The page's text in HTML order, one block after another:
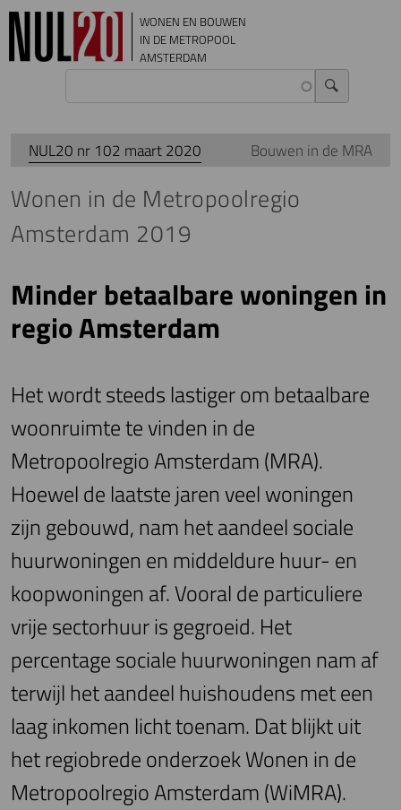
Overslaan en naar de inhoud gaan
WONEN EN BOUWEN
IN DE METROPOOL
AMSTERDAM
NUL20 nr 102 maart 2020 Bouwen in de MRA
Wonen in de Metropoolregio
Amsterdam 2019
Minder betaalbare woningen in
regio Amsterdam
Het wordt steeds lastiger om betaalbare
woonruimte te vinden in de
Metropoolregio Amsterdam (MRA).
Hoewel de laatste jaren veel woningen
zijn gebouwd, nam het aandeel sociale
huurwoningen en middeldure huur- en
koopwoningen af. Vooral de particuliere
vrije sectorhuur is gegroeid. Het
percentage sociale huurwoningen nam af
terwijl het aandeel huishoudens met een
laag inkomen licht toenam. Dat blijkt uit
het regiobrede onderzoek Wonen in de
Metropoolregio Amsterdam (WiMRA).